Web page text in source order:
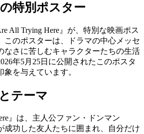
特別ポスター
All Trying Here』が、特別な映画ポス
このポスターは、ドラマの中心メッセ
なさに苦しむキャラクターたちの生活
年5月25日に公開されたこのポスタ
を与えています。
テーマ
』は、主人公ファン・ドンマン
成功した友人たちに囲まれ、自分だけ